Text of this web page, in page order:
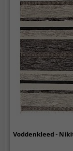
Voddenkleed -